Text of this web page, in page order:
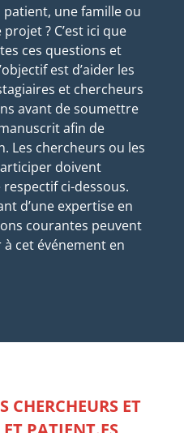
une famille ou
? C’est ici que
ces questions et
est d’aider les
et chercheurs
avant de soumettre
afin de
Les chercheurs ou les
doivent
ci-dessous.
d’une expertise en
courantes peuvent
cet événement en
CHERCHEURS ET